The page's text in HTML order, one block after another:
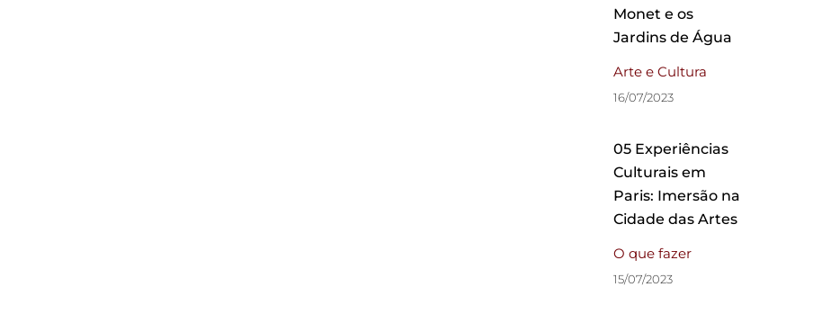
Monet e os
Jardins de Água
Arte e Cultura
16/07/2023
05 Experiências
Culturais em
Paris: Imersão na
Cidade das Artes
O que fazer
15/07/2023